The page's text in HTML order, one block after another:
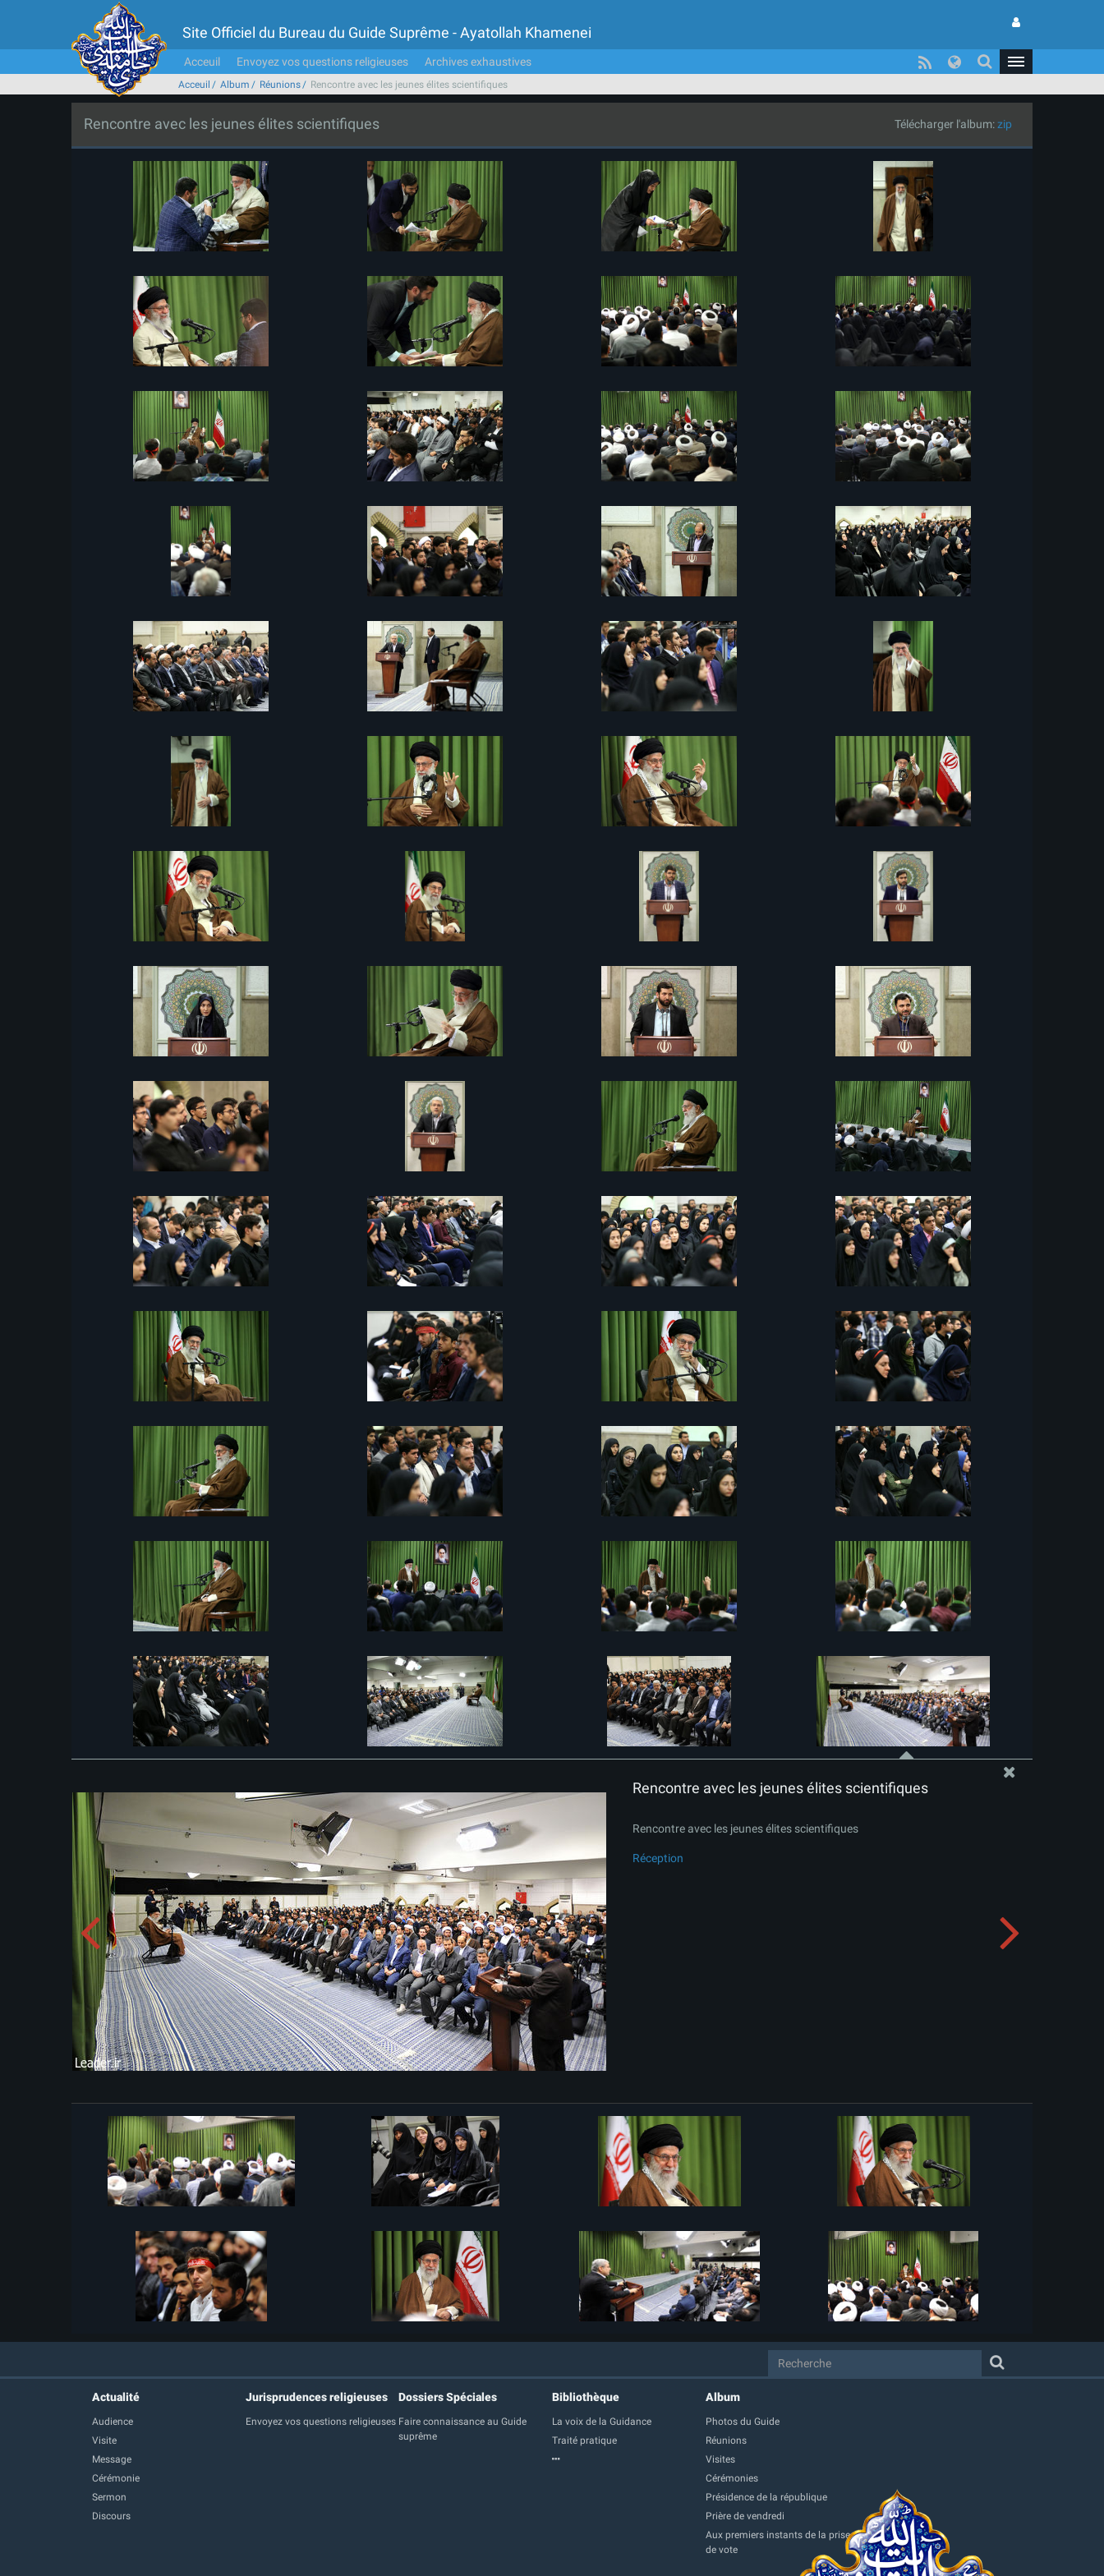
Site Officiel du Bureau du Guide Suprême - Ayatollah Khamenei
Acceuil Envoyez vos questions religieuses Archives exhaustives
Acceuil Album Réunions Rencontre avec les jeunes élites scientifiques
Rencontre avec les jeunes élites scientifiques Télécharger l'album:zip
Rencontre avec les jeunes élites scientifiques
Rencontre avec les jeunes élites scientifiques
Réception
Actualité
Audience
Visite
Message
Cérémonie
Sermon
Discours
Jurisprudences religieuses
Envoyez vos questions religieuses
Dossiers Spéciales
Faire connaissance au Guide
suprême
Bibliothèque
La voix de la Guidance
Traité pratique
Album
Photos du Guide
Réunions
Visites
Cérémonies
Présidence de la république
Prière de vendredi
Aux premiers instants de la prise
de vote